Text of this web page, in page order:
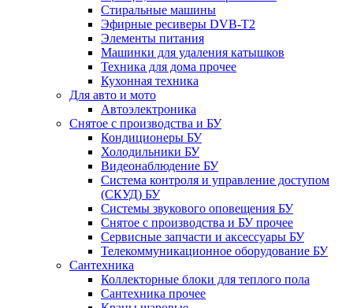
Стиральные машины
Эфирные ресиверы DVB-T2
Элементы питания
Машинки для удаления катышков
Техника для дома прочее
Кухонная техника
Для авто и мото
Автоэлектроника
Снятое с производства и БУ
Кондиционеры БУ
Холодильники БУ
Видеонаблюдение БУ
Система контроля и управление доступом
(СКУД) БУ
Системы звукового оповещения БУ
Снятое с производства и БУ прочее
Сервисные запчасти и аксессуары БУ
Телекоммуникационное оборудование БУ
Сантехника
Коллекторные блоки для теплого пола
Сантехника прочее